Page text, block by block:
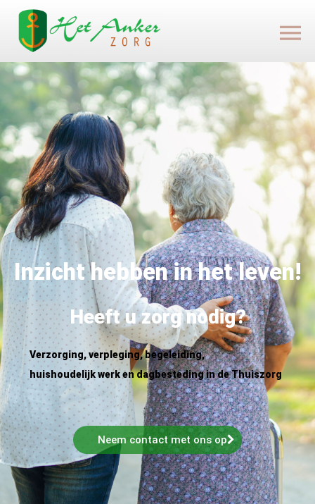
Inzicht hebben in het leven!
Heeft u zorg nodig?
Verzorging, verpleging, begeleiding,
huishoudelijk werk en dagbesteding in de Thuiszorg
Neem contact met ons op